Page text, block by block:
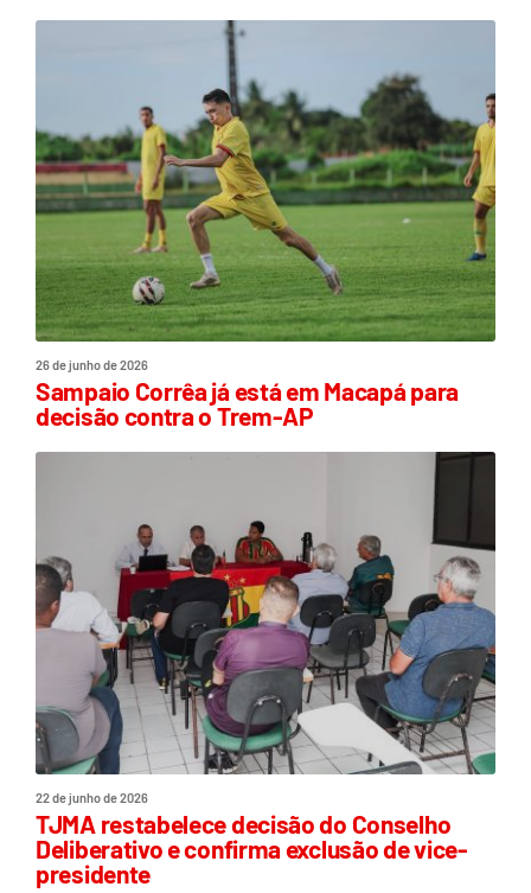
26 de junho de 2026
Sampaio Corrêa já está em Macapá para
decisão contra o Trem-AP
22 de junho de 2026
TJMA restabelece decisão do Conselho
Deliberativo e confirma exclusão de vice-
presidente